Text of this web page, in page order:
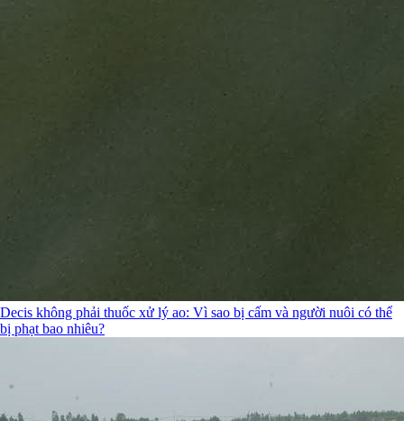
Decis không phải thuốc xử lý ao: Vì sao bị cấm và người nuôi có thể
bị phạt bao nhiêu?